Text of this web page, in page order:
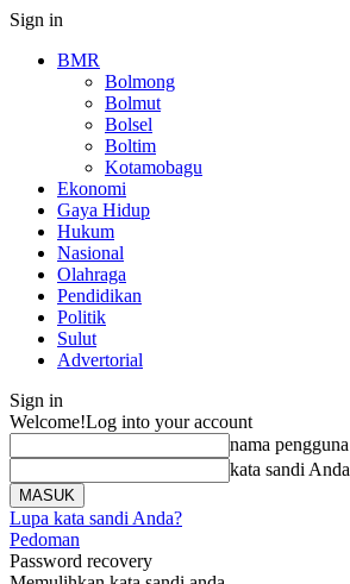
Sign in
BMR
Bolmong
Bolmut
Bolsel
Boltim
Kotamobagu
Ekonomi
Gaya Hidup
Hukum
Nasional
Olahraga
Pendidikan
Politik
Sulut
Advertorial
Sign in
Welcome!Log into your account
nama pengguna
kata sandi Anda
Lupa kata sandi Anda?
Pedoman
Password recovery